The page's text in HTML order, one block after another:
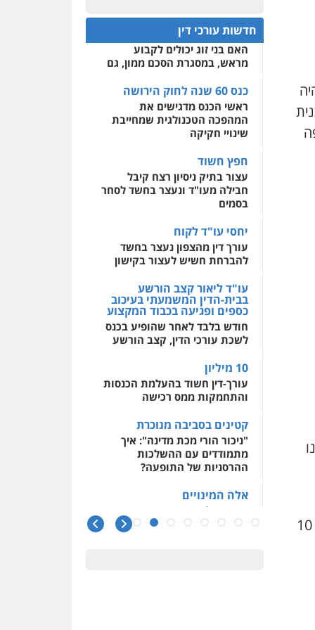
התשתיות תתקדם כמתוכנן, ניתן יהיה להשלים את הפרויקט בתוך 10
0522508109
אחסון אתרים
מהירות הגנה גיבוי
לעורכי דין
מרכז התחלה חדשה
שירותים מקצועיים לעורכי
דין
0544500346
חדשות עורכי דין
המתח שבין חוק יחסי ממון
לבין חוק הירושה
האם בני זוג יכולים לקבוע
מראש, במסגרת הסכם ממון, גם
כנס 60 שנה לחוק הירושה
ראשי הכנס מדגישים את
המהפכה הטכנולגית שמחייבת
שינויי חקיקה
חפץ חשוד
עצור בתיק ניסיון רצח קיבל
חבילה מעו"ד ונעצר בחשד לסחר
בסמים
יחסי עו"ד לקוח
עורך דין מהצפון נעצר בחשד
להברחת חשיש לעצור בקישון
עו"ד ליאור קצב הורשע
בבית-הדין המשמעתי בעיכוב
כספים ופגיעה בכבוד המקצוע
חודש בלבד לאחר שהופיע בכנס
לשכת עורכי הדין, קצב הורשע
10 מיליון
עורך-דין חשוד בהעלמת הכנסות
והתחמקות ממס רכישה
קטינים בסביבה מנוכרת
"ניכור הורי מכת מדינה": איך
מתמודדים עם ההשלכות
ההרסניות של התופעה?
אלה המינויים
הוועדה לבחירת שופטים בחרה
26 שופטים ורשמים נוספים